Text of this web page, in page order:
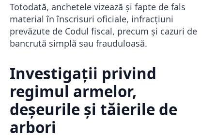
Totodată, anchetele vizează și fapte de fals
material în înscrisuri oficiale, infracțiuni
prevăzute de Codul fiscal, precum și cazuri de
bancrută simplă sau frauduloasă.
Investigații privind
regimul armelor,
deșeurile și tăierile de
arbori